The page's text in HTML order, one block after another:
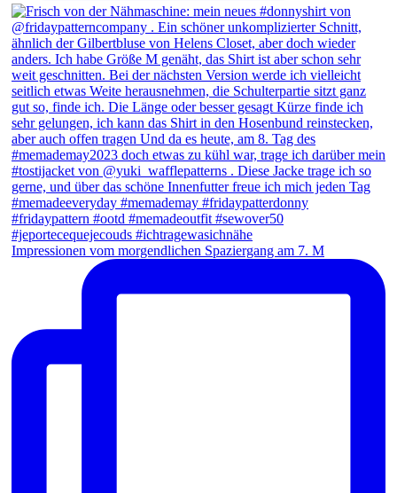
Impressionen vom morgendlichen Spaziergang am 7. M